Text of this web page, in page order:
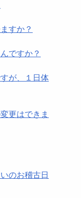
すか？
ですか？
が、１日体
更はできま
のお稽古日